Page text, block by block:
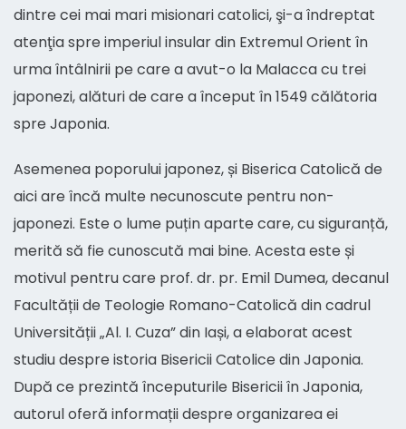
dintre cei mai mari misionari catolici, şi-a îndreptat
atenţia spre imperiul insular din Extremul Orient în
urma întâlnirii pe care a avut-o la Malacca cu trei
japonezi, alături de care a început în 1549 călătoria
spre Japonia.
Asemenea poporului japonez, și Biserica Catolică de
aici are încă multe necunoscute pentru non-
japonezi. Este o lume puțin aparte care, cu siguranță,
merită să fie cunoscută mai bine. Acesta este și
motivul pentru care prof. dr. pr. Emil Dumea, decanul
Facultății de Teologie Romano-Catolică din cadrul
Universității „Al. I. Cuza” din Iași, a elaborat acest
studiu despre istoria Bisericii Catolice din Japonia.
După ce prezintă începuturile Bisericii în Japonia,
autorul oferă informații despre organizarea ei